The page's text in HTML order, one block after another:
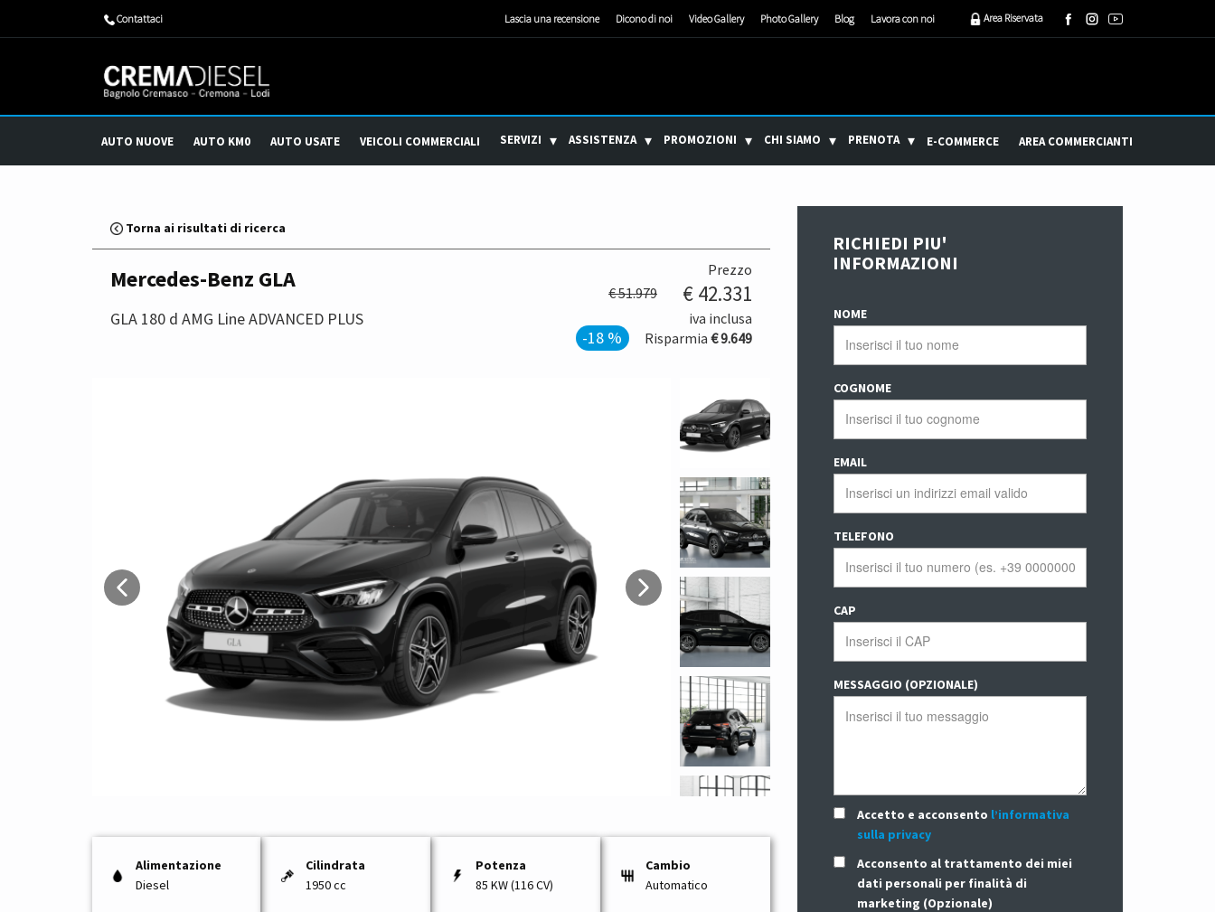
Lascia una recensione Dicono di noi Video Gallery Photo Gallery Blog Lavora con noi Area Riservata
​Contattaci
AUTO NUOVE AUTO KM0 AUTO USATE VEICOLI COMMERCIALI SERVIZI ASSISTENZA PROMOZIONI CHI SIAMO PRENOTA E-COMMERCE AREA COMMERCIANTI
Torna ai risultati di ricerca
Prezzo
Mercedes-Benz GLA
€ 42.331
€ 51.979
GLA 180 d AMG Line ADVANCED PLUS
iva inclusa
Risparmia € 9.649
-18 %
Alimentazione
Diesel
Cilindrata
1950 cc
Potenza
85 KW (116 CV)
Cambio
Automatico
RICHIEDI PIU'
INFORMAZIONI
NOME
COGNOME
EMAIL
TELEFONO
CAP
MESSAGGIO (OPZIONALE)
Accetto e acconsento l’informativa
sulla privacy
Acconsento al trattamento dei miei
dati personali per finalità di
marketing (Opzionale)